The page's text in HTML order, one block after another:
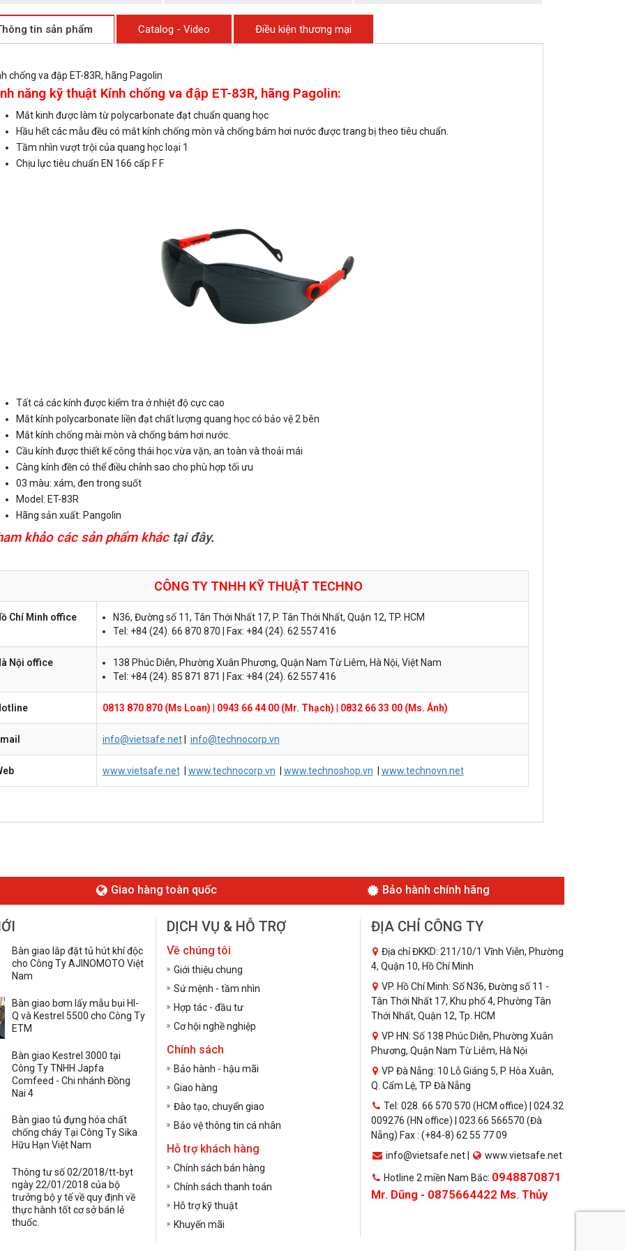
tin sản phẩm Catalog - Video Điều kiện thương mại
chống va đập ET-83R, hãng Pagolin
năng kỹ thuật Kính chống va đập ET-83R, hãng Pagolin:
Mắt kinh được làm từ polycarbonate đạt chuẩn quang học
Hầu hết các mẫu đều có mắt kính chống mòn và chống bám hơi nước được trang bị theo tiêu chuẩn.
Tầm nhìn vượt trội của quang học loại 1
Chịu lực tiêu chuẩn EN 166 cấp F F
Tất cả các kính được kiểm tra ở nhiệt độ cực cao
Mắt kính polycarbonate liền đạt chất lượng quang học có bảo vệ 2 bên
Mắt kính chống mài mòn và chống bám hơi nước.
Cầu kính được thiết kế công thái học vừa vặn, an toàn và thoải mái
Càng kính đền có thể điều chỉnh sao cho phù hợp tối ưu
03 màu: xám, đen trong suốt
Model: ET-83R
Hãng sản xuất: Pangolin
khảo các sản phẩm khác tại đây.
CÔNG TY TNHH KỸ THUẬT TECHNO
Chí Minh office
N36, Đường số 11, Tân Thới Nhất 17, P. Tân Thới Nhất, Quận 12, TP. HCM
Tel: +84 (24). 66 870 870 | Fax: +84 (24). 62 557 416
Nội office
138 Phúc Diễn, Phường Xuân Phương, Quận Nam Từ Liêm, Hà Nội, Việt Nam
Tel: +84 (24). 85 871 871 | Fax: +84 (24). 62 557 416
0813 870 870 (Ms Loan) 0943 66 44 00 (Mr. Thạch) 0832 66 33 00 (Ms. Ánh)
info@vietsafe.net| info@technocorp.vn
www.vietsafe.net| www.technocorp.vn www.technoshop.vn www.technovn.net
Giao hàng toàn quốc Bảo hành chính hãng
Bàn giao lắp đặt tủ hút khí độc
cho Công Ty AJINOMOTO Việt
Nam
Bàn giao bơm lấy mẫu bụi HI-
Q và Kestrel 5500 cho Công Ty
ETM
Bàn giao Kestrel 3000 tại
Công Ty TNHH Japfa
Comfeed - Chi nhánh Đồng
Nai 4
Bàn giao tủ đựng hóa chất
chống cháy Tại Công Ty Sika
Hữu Hạn Việt Nam
Thông tư số 02/2018/tt-byt
ngày 22/01/2018 của bộ
trưởng bộ y tế về quy định về
thực hành tốt cơ sở bán lẻ
thuốc.
DỊCH VỤ & HỖ TRỢ
Về chúng tôi
Giới thiệu chung
Sứ mệnh - tầm nhìn
Hợp tác - đầu tư
Cơ hội nghề nghiệp
Chính sách
Bảo hành - hậu mãi
Giao hàng
Đào tạo, chuyển giao
Bảo vệ thông tin cá nhân
Hỗ trợ khách hàng
Chính sách bán hàng
Chính sách thanh toán
Hỗ trợ kỹ thuật
Khuyến mãi
ĐỊA CHỈ CÔNG TY
Địa chỉ ĐKKD: 211/10/1 Vĩnh Viễn, Phường
4, Quận 10, Hồ Chí Minh
VP. Hồ Chí Minh: Số N36, Đường số 11 -
Tân Thới Nhất 17, Khu phố 4, Phường Tân
Thới Nhất, Quận 12, Tp. HCM
VP HN: Số 138 Phúc Diễn, Phường Xuân
Phương, Quận Nam Từ Liêm, Hà Nội
VP Đà Nẵng: 10 Lỗ Giáng 5, P. Hòa Xuân,
Q. Cẩm Lệ, TP Đà Nẵng
Tel: 028. 66 570 570 (HCM office) | 024.32
009276 (HN office) | 023.66 566570 (Đà
Nẵng) Fax : (+84-8) 62 55 77 09
info@vietsafe.net |
www.vietsafe.net
Hotline 2 miền Nam Bắc: 0948870871
Mr. Dũng - 0875664422 Ms. Thủy